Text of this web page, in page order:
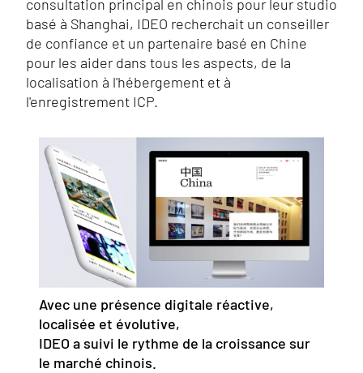
consultation principal en chinois pour leur studio
basé à Shanghai, IDEO recherchait un conseiller
de confiance et un partenaire basé en Chine
pour les aider dans tous les aspects, de la
localisation à l'hébergement et à
l'enregistrement ICP.
Avec une présence digitale réactive,
localisée et évolutive,
IDEO a suivi le rythme de la croissance sur
le marché chinois.